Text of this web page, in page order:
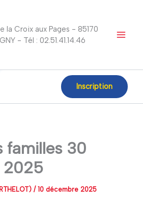
la Croix aux Pages - 85170
- Tél : 02.51.41.14.46
Inscription
familles 30
2025
/ 10 décembre 2025